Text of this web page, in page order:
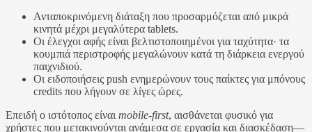
Ανταποκρινόμενη διάταξη που προσαρμόζεται από μικρά
κινητά μέχρι μεγαλύτερα tablets.
Οι έλεγχοι αφής είναι βελτιστοποιημένοι για ταχύτητα· τα
κουμπιά περιστροφής μεγαλώνουν κατά τη διάρκεια ενεργού
παιχνιδιού.
Οι ειδοποιήσεις push ενημερώνουν τους παίκτες για μπόνους
credits που λήγουν σε λίγες ώρες.
Επειδή ο ιστότοπος είναι mobile‑first, αισθάνεται φυσικό για
χρήστες που μετακινούνται ανάμεσα σε εργασία και διασκέδαση—